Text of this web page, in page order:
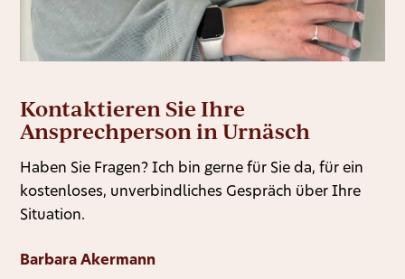
Kontaktieren Sie Ihre
Ansprechperson in Urnäsch
Haben Sie Fragen? Ich bin gerne für Sie da, für ein
kostenloses, unverbindliches Gespräch über Ihre
Situation.
Barbara Akermann